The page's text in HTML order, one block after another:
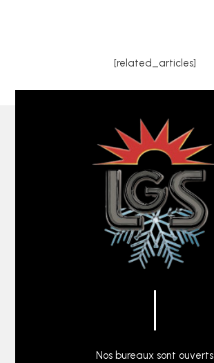
[related_articles]
Nos bureaux sont ouverts